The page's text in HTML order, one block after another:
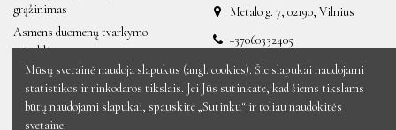
grąžinimas
Asmens duomenų tvarkymo
taisyklės
Taisyklės ir sąlygos
Naujos prekės
Sumažinta kaina
Metalo g. 7, 02190, Vilnius
+37060332405
labas@auksiniai.lt
Mūsų svetainė naudoja slapukus (angl. cookies). Šie slapukai naudojami
statistikos ir rinkodaros tikslais. Jei Jūs sutinkate, kad šiems tikslams
būtų naudojami slapukai, spauskite „Sutinku“ ir toliau naudokitės
svetaine.